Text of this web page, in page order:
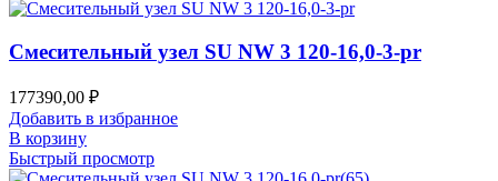
Смесительный узел SU NW 3 120-16,0-3-pr
177390,00 ₽
Добавить в избранное
В корзину
Быстрый просмотр